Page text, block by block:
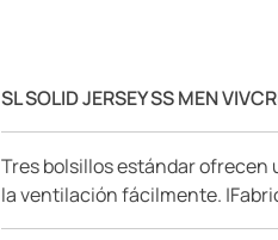
SL SOLID JERSEY SS MEN
Tres bolsillos estándar ofrecen
la ventilación fácilmente.